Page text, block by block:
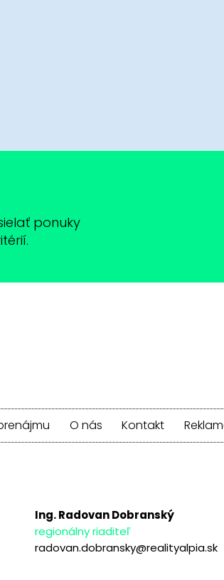
ponuky
O nás Kontakt
Ing. Radovan Dobranský
regionálny riaditeľ
radovan.dobransky@realityalpia.sk